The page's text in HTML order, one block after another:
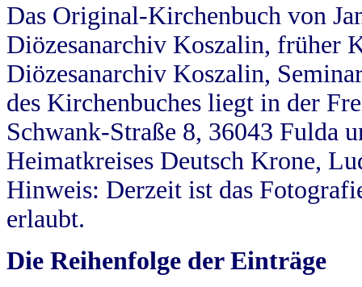
Das Original-Kirchenbuch von
Diözesanarchiv Koszalin, früher
Diözesanarchiv Koszalin,
des Kirchenbuches liegt in der
Schwank-Straße 8, 36043 Fulda
Heimatkreises Deutsch Krone,
Hinweis: Derzeit ist das
erlaubt.
Die Reihenfolge der Einträge